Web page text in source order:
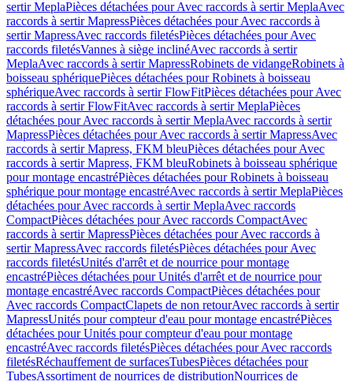
sertir MeplaPièces détachées pour Avec raccords à sertir MeplaAvec
raccords à sertir MapressPièces détachées pour Avec raccords à
sertir MapressAvec raccords filetésPièces détachées pour Avec
raccords filetésVannes à siège inclinéAvec raccords à sertir
MeplaAvec raccords à sertir MapressRobinets de vidangeRobinets à
boisseau sphériquePièces détachées pour Robinets à boisseau
sphériqueAvec raccords à sertir FlowFitPièces détachées pour Avec
raccords à sertir FlowFitAvec raccords à sertir MeplaPièces
détachées pour Avec raccords à sertir MeplaAvec raccords à sertir
MapressPièces détachées pour Avec raccords à sertir MapressAvec
raccords à sertir Mapress, FKM bleuPièces détachées pour Avec
raccords à sertir Mapress, FKM bleuRobinets à boisseau sphérique
pour montage encastréPièces détachées pour Robinets à boisseau
sphérique pour montage encastréAvec raccords à sertir MeplaPièces
détachées pour Avec raccords à sertir MeplaAvec raccords
CompactPièces détachées pour Avec raccords CompactAvec
raccords à sertir MapressPièces détachées pour Avec raccords à
sertir MapressAvec raccords filetésPièces détachées pour Avec
raccords filetésUnités d'arrêt et de nourrice pour montage
encastréPièces détachées pour Unités d'arrêt et de nourrice pour
montage encastréAvec raccords CompactPièces détachées pour
Avec raccords CompactClapets de non retourAvec raccords à sertir
MapressUnités pour compteur d'eau pour montage encastréPièces
détachées pour Unités pour compteur d'eau pour montage
encastréAvec raccords filetésPièces détachées pour Avec raccords
filetésRéchauffement de surfacesTubesPièces détachées pour
TubesAssortiment de nourrices de distributionNourrices de